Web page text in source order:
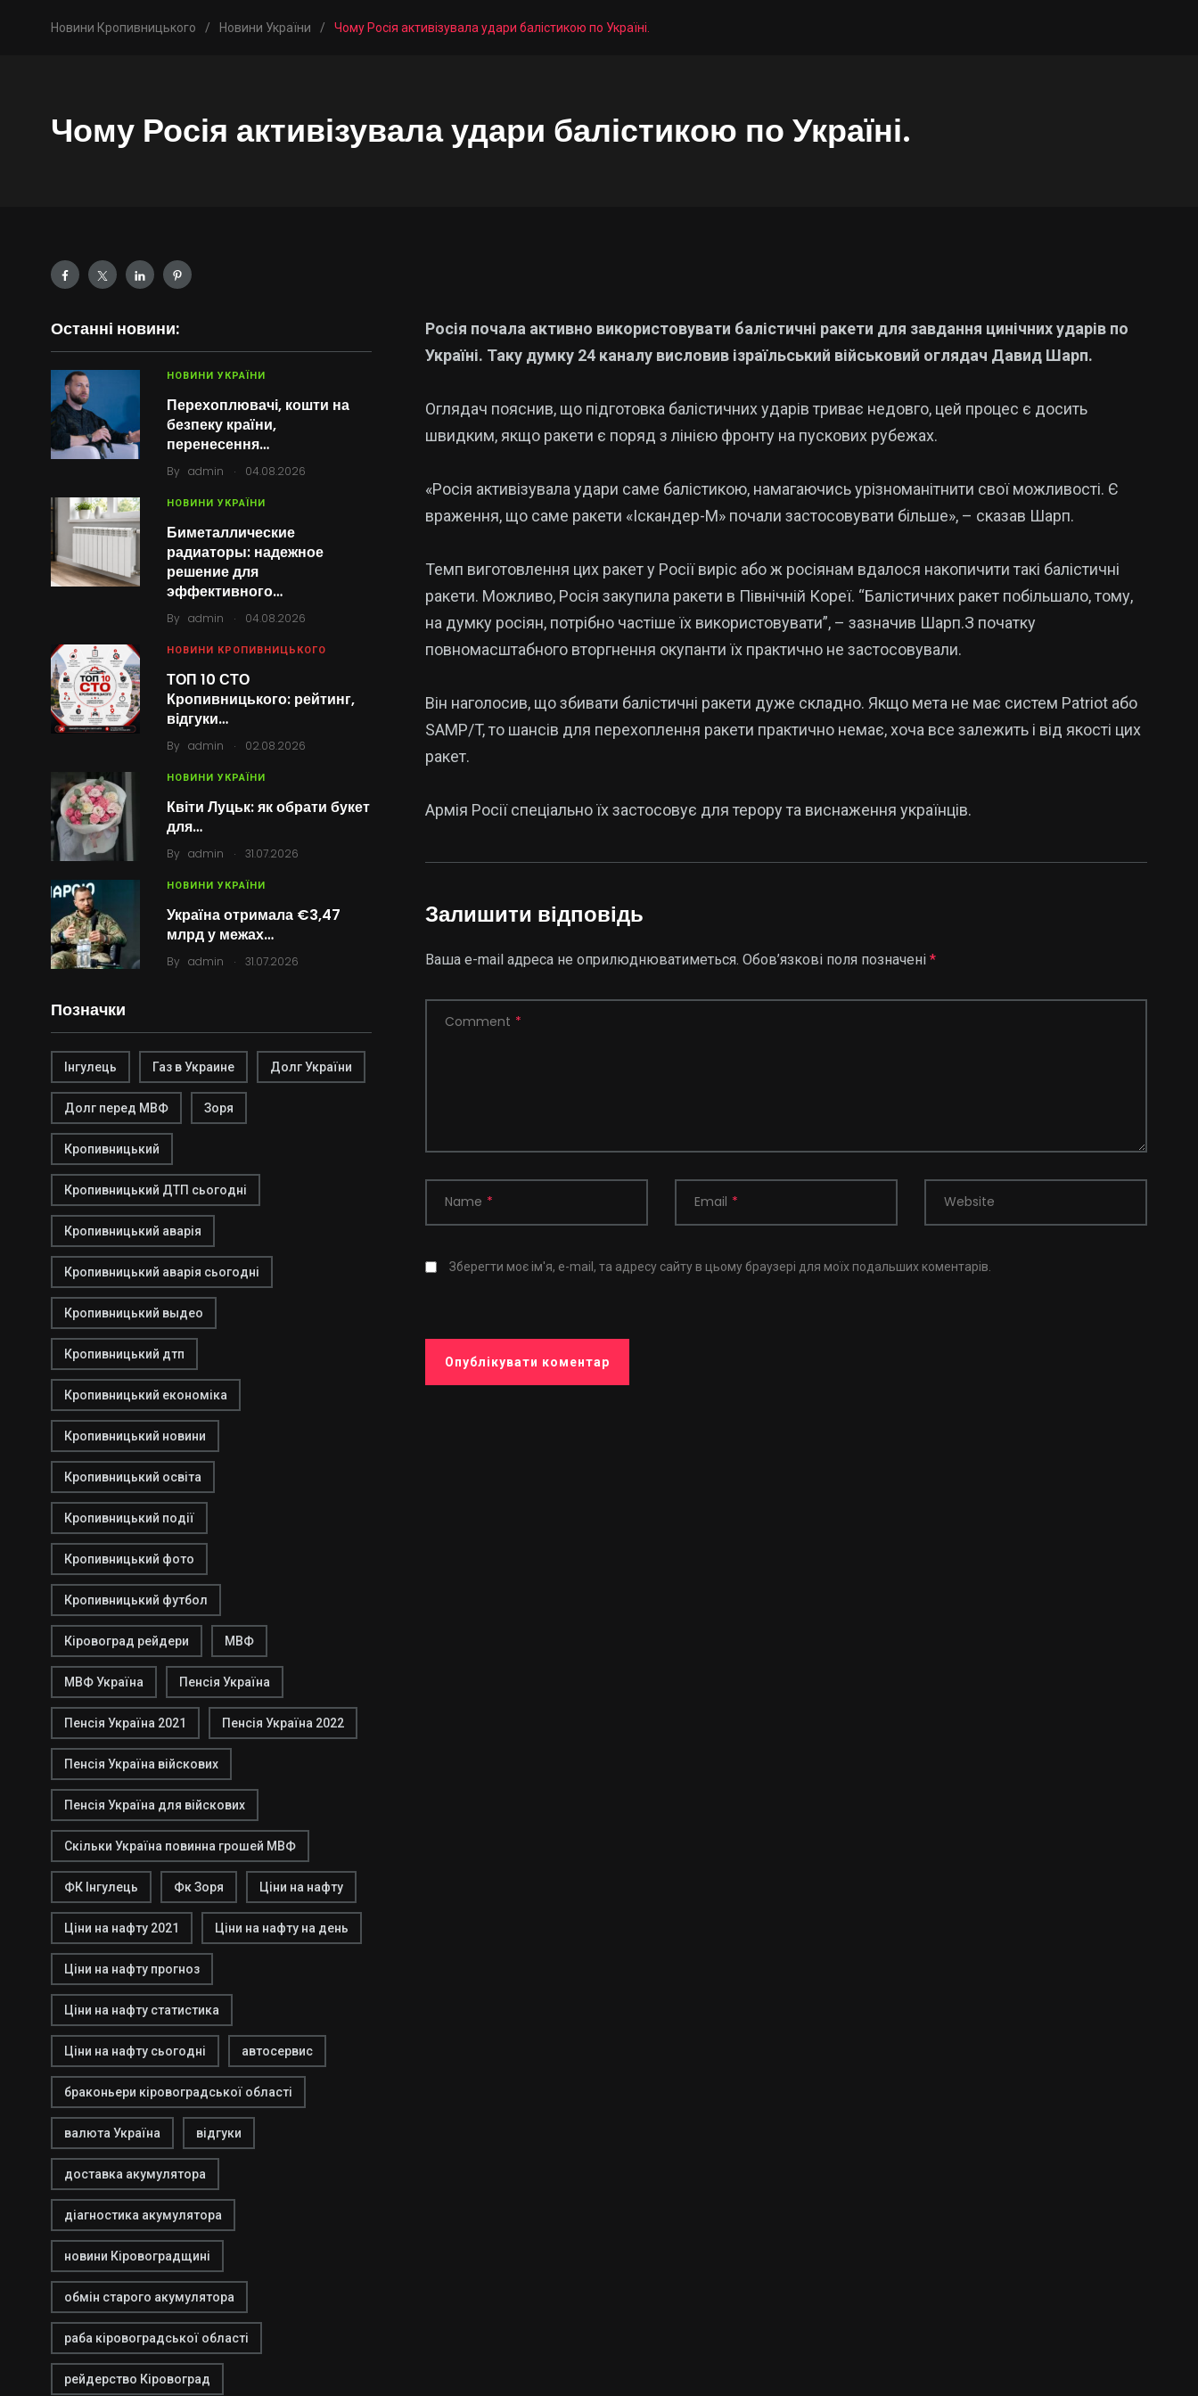
Новини Кропивницького / Новини України / Чому Росія активізувала удари балістикою по Україні.
Чому Росія активізувала удари балістикою по Україні.
Останні новини:
НОВИНИ УКРАЇНИ
Перехоплювачі, кошти на
безпеку країни,
перенесення…
By admin . 04.08.2026
НОВИНИ УКРАЇНИ
Биметаллические
радиаторы: надежное
решение для
эффективного…
By admin . 04.08.2026
НОВИНИ КРОПИВНИЦЬКОГО
ТОП 10 СТО
Кропивницького: рейтинг,
відгуки…
By admin . 02.08.2026
НОВИНИ УКРАЇНИ
Квіти Луцьк: як обрати букет
для…
By admin . 31.07.2026
НОВИНИ УКРАЇНИ
Україна отримала €3,47
млрд у межах…
By admin . 31.07.2026
Позначки
Інгулець Газ в Украине Долг України
Долг перед МВФ Зоря
Кропивницький
Кропивницький ДТП сьогодні
Кропивницький аварія
Кропивницький аварія сьогодні
Кропивницький выдео
Кропивницький дтп
Кропивницький економіка
Кропивницький новини
Кропивницький освіта
Кропивницький події
Кропивницький фото
Кропивницький футбол
Кіровоград рейдери МВФ
МВФ Україна Пенсія Україна
Пенсія Україна 2021 Пенсія Україна 2022
Пенсія Україна війскових
Пенсія Україна для війскових
Скільки Україна повинна грошей МВФ
ФК Інгулець Фк Зоря Ціни на нафту
Ціни на нафту 2021 Ціни на нафту на день
Ціни на нафту прогноз
Ціни на нафту статистика
Ціни на нафту сьогодні автосервис
браконьери кіровоградської області
валюта Україна відгуки
доставка акумулятора
діагностика акумулятора
новини Кіровоградщині
обмін старого акумулятора
раба кіровоградської області
рейдерство Кіровоград
Росія почала активно використовувати балістичні ракети для завдання цинічних ударів по
Україні. Таку думку 24 каналу висловив ізраїльський військовий оглядач Давид Шарп.
Оглядач пояснив, що підготовка балістичних ударів триває недовго, цей процес є досить
швидким, якщо ракети є поряд з лінією фронту на пускових рубежах.
«Росія активізувала удари саме балістикою, намагаючись урізноманітнити свої можливості. Є
враження, що саме ракети «Іскандер-М» почали застосовувати більше», – сказав Шарп.
Темп виготовлення цих ракет у Росії виріс або ж росіянам вдалося накопичити такі балістичні
ракети. Можливо, Росія закупила ракети в Північній Кореї. “Балістичних ракет побільшало, тому,
на думку росіян, потрібно частіше їх використовувати”, – зазначив Шарп.З початку
повномасштабного вторгнення окупанти їх практично не застосовували.
Він наголосив, що збивати балістичні ракети дуже складно. Якщо мета не має систем Patriot або
SAMP/T, то шансів для перехоплення ракети практично немає, хоча все залежить і від якості цих
ракет.
Армія Росії спеціально їх застосовує для терору та виснаження українців.
Залишити відповідь
Ваша e-mail адреса не оприлюднюватиметься. Обов’язкові поля позначені *
Comment *
Name * Email * Website
Зберегти моє ім'я, e-mail, та адресу сайту в цьому браузері для моїх подальших коментарів.